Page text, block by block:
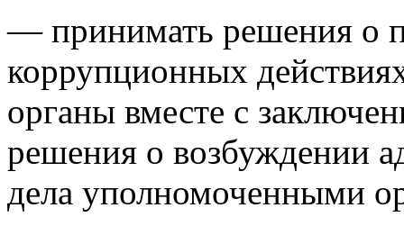
— принимать решения о
коррупционных
органы вместе с
решения о возбуждении
дела уполномоченными